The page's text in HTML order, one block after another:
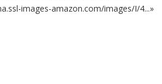
images-amazon.com/images/I/4...»